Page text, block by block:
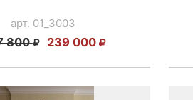
арт. 01_3003
800 239 000